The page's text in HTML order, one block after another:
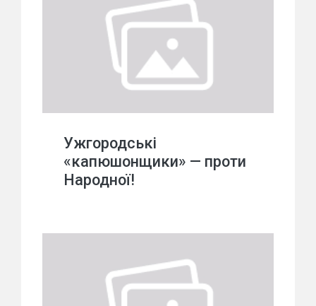
Ужгородські
«капюшонщики» — проти
Народної!